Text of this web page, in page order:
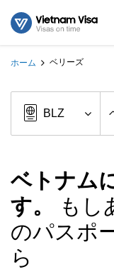
ホーム ベリーズ
ベトナム
す。
もし
のパスポ
ら